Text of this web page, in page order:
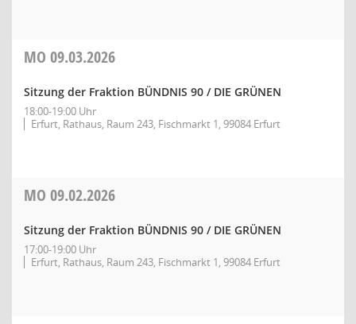
MO 09.03.2026
Sitzung der Fraktion BÜNDNIS 90 / DIE GRÜNEN
18:00-19:00 Uhr
Erfurt, Rathaus, Raum 243, Fischmarkt 1, 99084 Erfurt
MO 09.02.2026
Sitzung der Fraktion BÜNDNIS 90 / DIE GRÜNEN
17:00-19:00 Uhr
Erfurt, Rathaus, Raum 243, Fischmarkt 1, 99084 Erfurt